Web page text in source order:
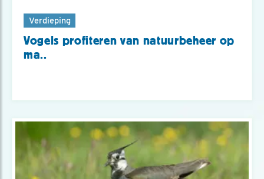
Verdieping
Vogels profiteren van natuurbeheer op
ma..